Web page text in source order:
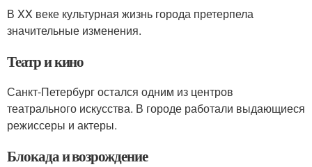
В XX веке культурная жизнь города претерпела
значительные изменения.
Театр и кино
Санкт-Петербург остался одним из центров
театрального искусства. В городе работали выдающиеся
режиссеры и актеры.
Блокада и возрождение